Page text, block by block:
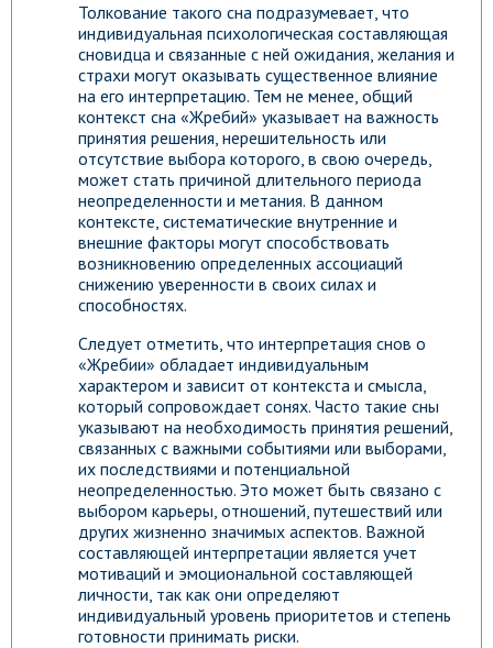
Толкование такого сна подразумевает, что
индивидуальная психологическая составляющая
сновидца и связанные с ней ожидания, желания и
страхи могут оказывать существенное влияние
на его интерпретацию. Тем не менее, общий
контекст сна «Жребий» указывает на важность
принятия решения, нерешительность или
отсутствие выбора которого, в свою очередь,
может стать причиной длительного периода
неопределенности и метания. В данном
контексте, систематические внутренние и
внешние факторы могут способствовать
возникновению определенных ассоциаций
снижению уверенности в своих силах и
способностях.
Следует отметить, что интерпретация снов о
«Жребии» обладает индивидуальным
характером и зависит от контекста и смысла,
который сопровождает сонях. Часто такие сны
указывают на необходимость принятия решений,
связанных с важными событиями или выборами,
их последствиями и потенциальной
неопределенностью. Это может быть связано с
выбором карьеры, отношений, путешествий или
других жизненно значимых аспектов. Важной
составляющей интерпретации является учет
мотиваций и эмоциональной составляющей
личности, так как они определяют
индивидуальный уровень приоритетов и степень
готовности принимать риски.